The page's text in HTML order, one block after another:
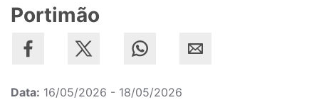
Portimão
Data: 16/05/2026 - 18/05/2026